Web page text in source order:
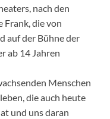
nach den
Frank, die von
auf der Bühne der
ab 14 Jahren
Menschen
die auch heute
und uns daran